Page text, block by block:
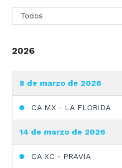
Todos
2026
8 de marzo de 2026
CA MX - LA FLORIDA
14 de marzo de 2026
CA XC - PRAVIA